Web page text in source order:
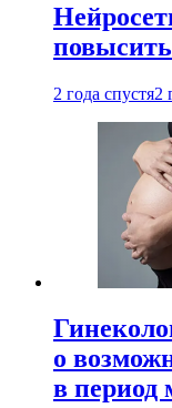
2 года спустя2
о
в период